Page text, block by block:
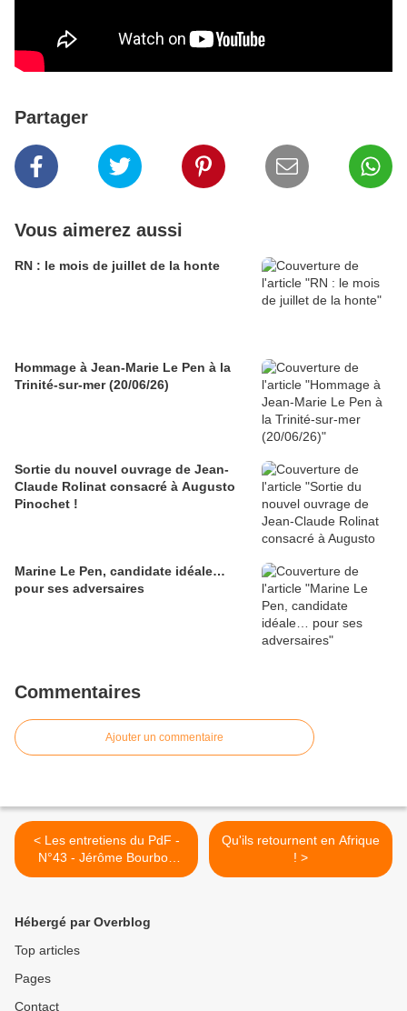
Partager
Vous aimerez aussi
RN : le mois de juillet de la honte
Hommage à Jean-Marie Le Pen à la
Trinité-sur-mer (20/06/26)
Sortie du nouvel ouvrage de Jean-
Claude Rolinat consacré à Augusto
Pinochet !
Marine Le Pen, candidate idéale…
pour ses adversaires
Commentaires
Ajouter un commentaire
< Les entretiens du PdF -
N°43 - Jérôme Bourbon
(26/02/2023)
Qu'ils retournent en Afrique
! >
Hébergé par Overblog
Top articles
Pages
Contact